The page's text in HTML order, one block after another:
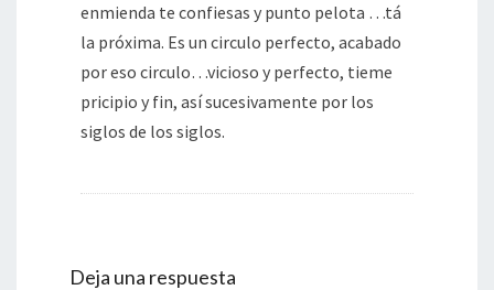
enmienda te confiesas y punto pelota …tá
la próxima. Es un circulo perfecto, acabado
por eso circulo…vicioso y perfecto, tieme
pricipio y fin, así sucesivamente por los
siglos de los siglos.
Deja una respuesta